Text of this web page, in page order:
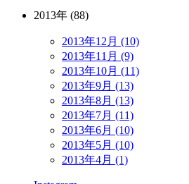
2013年 (88)
2013年12月 (10)
2013年11月 (9)
2013年10月 (11)
2013年9月 (13)
2013年8月 (13)
2013年7月 (11)
2013年6月 (10)
2013年5月 (10)
2013年4月 (1)